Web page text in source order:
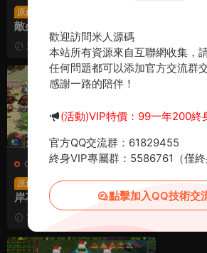
原創
敵必戰迷失六大陸】Win一
鍵服務端+彩虹登陸器+客戶
端+視頻架設教程
2025-12-20 220 30
奇互
單職
務端+
設教程
2025-
C-傳奇世界 · 端遊服務端
原創
星河引擎傳世端遊【彼
岸花專屬六大陸劇情版】Wi
n一鍵服務端+彩虹登陸器
+客戶端+視頻架設教程
2025-09-27
薦
C-傳奇
原創
魔之戰
一鍵服
歡迎訪問米人源碼
本站所有資源來自互聯網收集，
任何問題都可以添加官方交流群
感謝一路的陪伴！
(活動)VIP特價：99一年200終
官方QQ交流群：61829455
終身VIP專屬群：5586761（僅終
點擊加入QQ技術交